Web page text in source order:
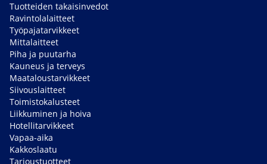
Tuotteiden takaisinvedot
Ravintolalaitteet
Työpajatarvikkeet
Mittalaitteet
Piha ja puutarha
Kauneus ja terveys
Maataloustarvikkeet
Siivouslaitteet
Toimistokalusteet
Liikkuminen ja hoiva
Hotellitarvikkeet
Vapaa-aika
Kakkoslaatu
Tarjoustuotteet